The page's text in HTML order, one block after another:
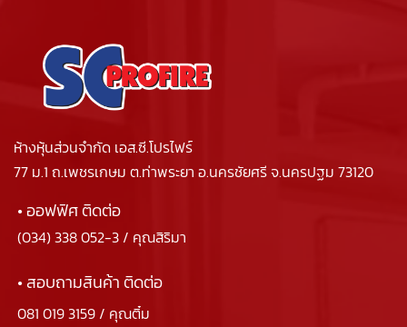
ห้างหุ้นส่วนจำกัด เอส.ซี.โปรไฟร์
77 ม.1 ถ.เพชรเกษม ต.ท่าพระยา อ.นครชัยศรี จ.นครปฐม 73120
• ออฟฟิศ ติดต่อ
(034) 338 052-3 / คุณสิริมา
• สอบถามสินค้า ติดต่อ
081 019 3159 / คุณติ๋ม